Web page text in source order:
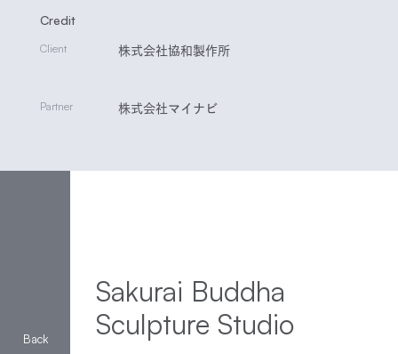
Credit
Client 株式会社協和製作所
Partner 株式会社マイナビ
Sakurai Buddha
Sculpture Studio